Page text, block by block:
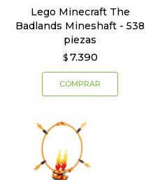
Lego Minecraft The
Badlands Mineshaft - 538
piezas
$ 7.390